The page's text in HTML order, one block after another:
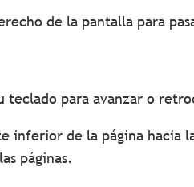
de la pantalla para
para avanzar o
inferior de la página hacia
páginas.